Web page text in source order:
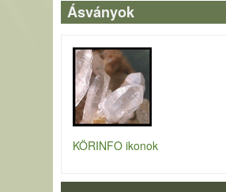
Ásványok
KÖRINFO ikonok